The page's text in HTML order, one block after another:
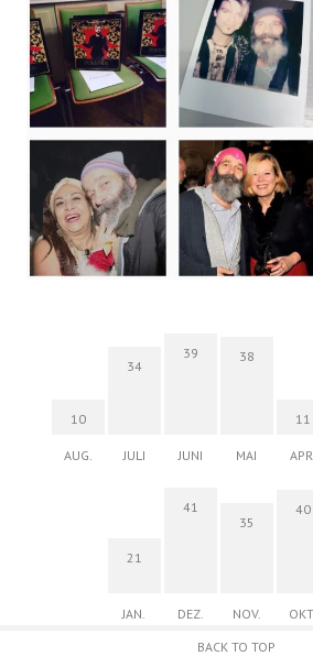
10
AUG.
34
JULI
39
JUNI
38
MAI
11
APR.
21
JAN.
41
DEZ.
35
NOV.
40
OKT.
BACK TO TOP